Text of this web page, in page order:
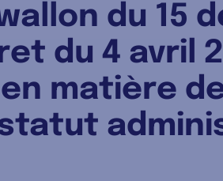
du 15
du 4 avril
matière
statut